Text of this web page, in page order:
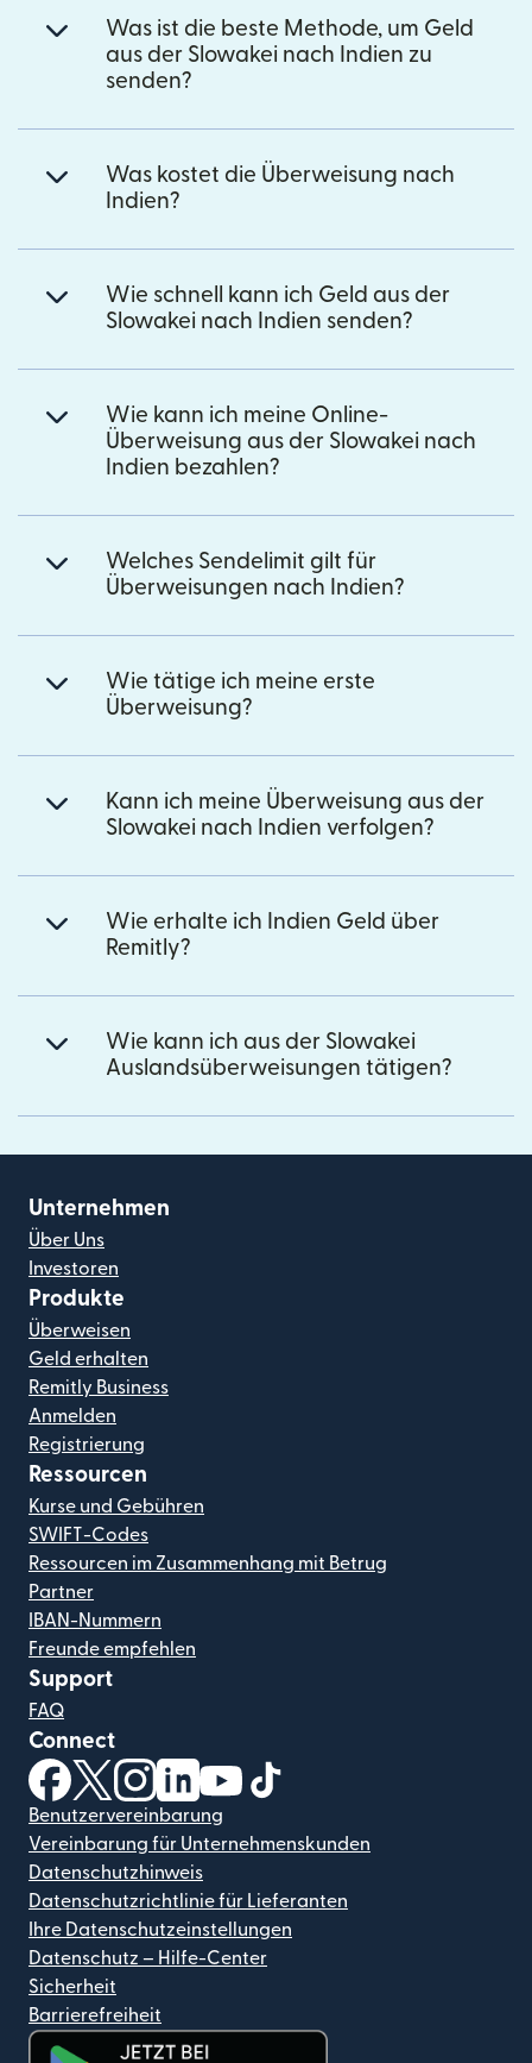
Was ist die beste Methode, um Geld
aus der Slowakei nach Indien zu
senden?
Was kostet die Überweisung nach
Indien?
Wie schnell kann ich Geld aus der
Slowakei nach Indien senden?
Wie kann ich meine Online-
Überweisung aus der Slowakei nach
Indien bezahlen?
Welches Sendelimit gilt für
Überweisungen nach Indien?
Wie tätige ich meine erste
Überweisung?
Kann ich meine Überweisung aus der
Slowakei nach Indien verfolgen?
Wie erhalte ich Indien Geld über
Remitly?
Wie kann ich aus der Slowakei
Auslandsüberweisungen tätigen?
Unternehmen
Über Uns
Investoren
Produkte
Überweisen
Geld erhalten
Remitly Business
Anmelden
Registrierung
Ressourcen
Kurse und Gebühren
SWIFT-Codes
Ressourcen im Zusammenhang mit Betrug
Partner
IBAN-Nummern
Freunde empfehlen
Support
FAQ
Connect
(wird in einem neuen Fenster geöffnet)
(wird in einem neuen Fenster geöffnet)
(wird in einem neuen Fenster geöffnet)
(wird in einem neuen Fenster geöffnet)
(wird in einem neuen Fenster
Benutzervereinbarung
Vereinbarung für Unternehmenskunden
Datenschutzhinweis
Datenschutzrichtlinie für Lieferanten
Ihre Datenschutzeinstellungen
Datenschutz – Hilfe-Center
Sicherheit
Barrierefreiheit